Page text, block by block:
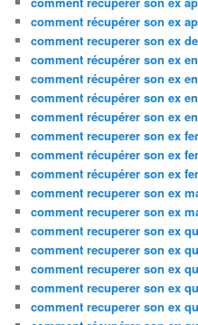
comment récupérer son ex
comment recuperer son ex
comment récupérer son ex
comment récupérer son ex
comment récupérer son ex
comment récupérer son ex
comment recuperer son ex
comment récupérer son ex
comment récupérer son ex
comment recuperer son ex
comment recuperer son ex
comment recuperer son ex
comment recuperer son ex
comment recuperer son ex
comment recuperer son ex
comment recuperer son ex